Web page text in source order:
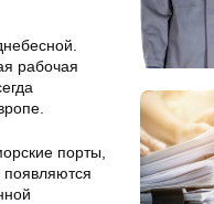
рабочая
порты,